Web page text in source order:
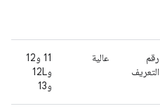
رقم
التعريف
عالية
11 و12
و12L
و13